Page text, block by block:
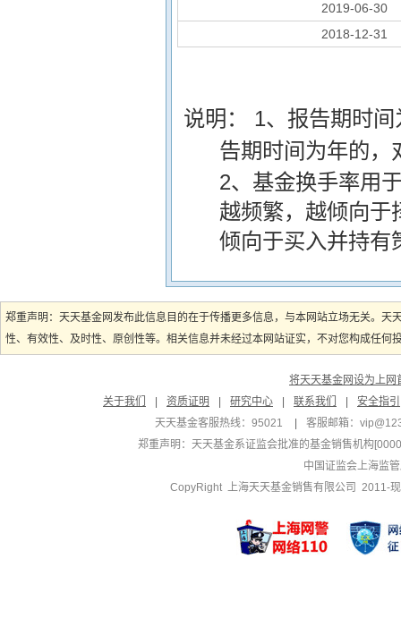
2019-06-30
2018-12-31
说明：
1、报告期时
告期时间为年的，
2、基金换手率用
越频繁，越倾向于
倾向于买入并持有
郑重声明：天天基金网发布此信息目的在于传播更多信息，与本网站立场无关。
性、有效性、及时性、原创性等。相关信息并未经过本网站证实，不对您构成任
将天天基金网设为上网
关于我们
资质证明 研究中心 联系我们
安全指引
天天基金客服热线：95021
客服邮箱：
郑重声明： 天天基金系证监会批准的基金销售机构
中国证监会上海监
CopyRight 上海天天基金销售有限公司 2011-